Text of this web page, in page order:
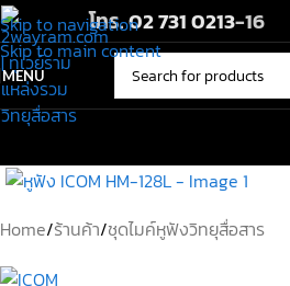
Skip to navigation
Skip to main content
โทร.02 731 0213-16
MENU
Home/ร้านค้า/ชุดไมค์หูฟังวิทยุสื่อสาร